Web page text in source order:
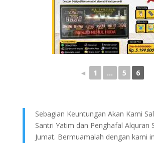
◄ 1 ... 5 6
Sebagian Keuntungan Akan Kami
Santri Yatim dan Penghafal Alquran
Jumat. Bermuamalah dengan kami